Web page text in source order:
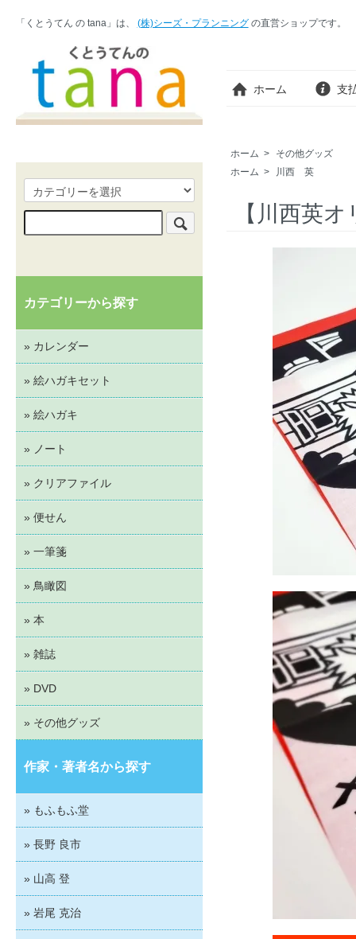
「くとうてん の tana」は、 (株)シーズ・プランニングの直営ショップです。
ホーム 支
ホーム >
その他グッズ
ホーム > 川西 英
【川西英
カテゴリーから探す
» カレンダー
» 絵ハガキセット
» 絵ハガキ
» ノート
» クリアファイル
» 便せん
» 一筆箋
» 鳥瞰図
» 本
» 雑誌
» DVD
» その他グッズ
作家・著者名から探す
» もふもふ堂
» 長野 良市
» 山高 登
» 岩尾 克治